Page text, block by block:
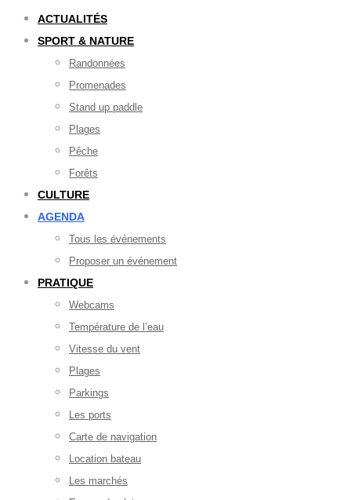
ACTUALITÉS
SPORT & NATURE
Randonnées
Promenades
Stand up paddle
Plages
Pêche
Forêts
CULTURE
AGENDA
Tous les événements
Proposer un événement
PRATIQUE
Webcams
Température de l’eau
Vitesse du vent
Plages
Parkings
Les ports
Carte de navigation
Location bateau
Les marchés